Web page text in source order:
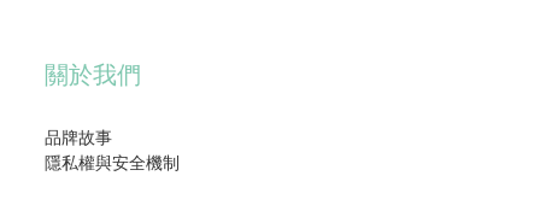
關於我們
品牌故事
隱私權與安全機制